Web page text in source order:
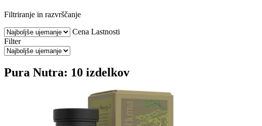
Filtriranje in razvrščanje
Cena Lastnosti
Filter
Pura Nutra: 10 izdelkov